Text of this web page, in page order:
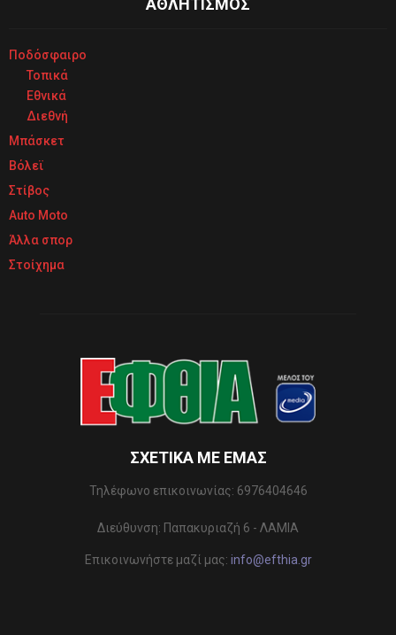
ΑΘΛΗΤΙΣΜΟΣ
Ποδόσφαιρο
Τοπικά
Εθνικά
Διεθνή
Μπάσκετ
Βόλεϊ
Στίβος
Auto Moto
Άλλα σπορ
Στοίχημα
ΣΧΕΤΙΚΆ ΜΕ ΕΜΆΣ
Τηλέφωνo επικοινωνίας: 6976404646
Διεύθυνση: Παπακυριαζή 6 - ΛΑΜΙΑ
Επικοινωνήστε μαζί μας: info@efthia.gr